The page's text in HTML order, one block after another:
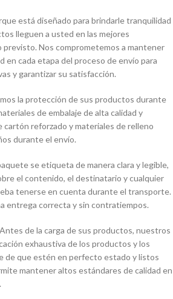
está diseñado para brindarle tranquilidad
lleguen a usted en las mejores
previsto. Nos comprometemos a mantener
en cada etapa del proceso de envío para
y garantizar su satisfacción.
la protección de sus productos durante
de embalaje de alta calidad y
cartón reforzado y materiales de relleno
durante el envío.
se etiqueta de manera clara y legible,
el contenido, el destinatario y cualquier
tenerse en cuenta durante el transporte.
entrega correcta y sin contratiempos.
Antes de la carga de sus productos, nuestros
exhaustiva de los productos y los
de que estén en perfecto estado y listos
mantener altos estándares de calidad en